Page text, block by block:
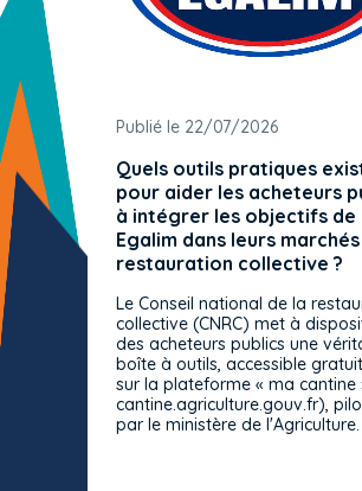
Publié le 22/07/2026
Quels outils pratiques
pour aider les acheteurs
à intégrer les objectifs de
Egalim dans leurs
restauration collective ?
Le Conseil national de la
collective (CNRC) met à
des acheteurs publics une
boîte à outils, accessible
sur la plateforme « ma cantine
cantine.agriculture.gouv.fr),
par le ministère de l'Agriculture.